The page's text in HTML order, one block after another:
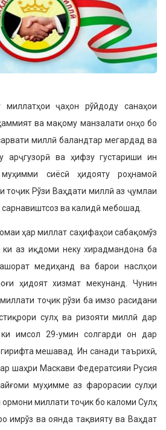
ҷаҳон рўйдоду санаҳои
ва мақому манзалати онҳо бо
миллӣ баландтар мегардад ва
арҷгузорӣ ва ҳифзу густариши ин
сиёсӣ ҳидояту роҳнамоӣ
тоҷик Рўзи Ваҳдати миллӣ аз ҷумлаи
ва калидӣ мебошад.
ҳар миллат саҳифаҳои сабақомўз
ки аз иқдоми неку хирадмандона ба
медиҳанд ва барои наслҳои
ҳидоят хизмат мекунанд. Чунин
тоҷик рўзи ба имзо расидани
сулҳ ва ризояти миллӣ дар
имсол 29-умин солгарди он дар
мешавад. Ин санади таърихӣ,
шаҳри Маскави Федератсияи Русия
муҳимме аз фарорасии сулҳи
миллати тоҷик бо каломи Сулҳ
имрўз ва оянда тақвияту ва Ваҳдат